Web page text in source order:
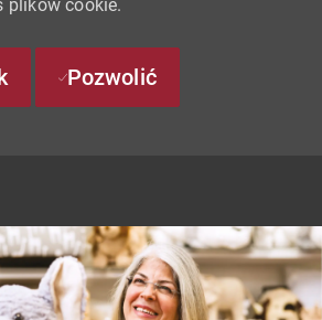
plików cookie.
Pozwolić